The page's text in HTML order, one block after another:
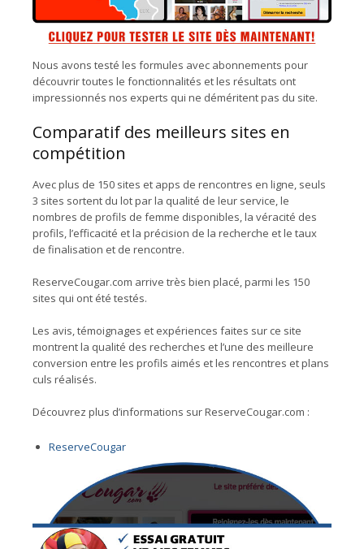
Nous avons testé les formules avec abonnements pour
découvrir toutes le fonctionnalités et les résultats ont
impressionnés nos experts qui ne déméritent pas du site.
Comparatif des meilleurs sites en
compétition
Avec plus de 150 sites et apps de rencontres en ligne, seuls
3 sites sortent du lot par la qualité de leur service, le
nombres de profils de femme disponibles, la véracité des
profils, l’efficacité et la précision de la recherche et le taux
de finalisation et de rencontre.
ReserveCougar.com arrive très bien placé, parmi les 150
sites qui ont été testés.
Les avis, témoignages et expériences faites sur ce site
montrent la qualité des recherches et l’une des meilleure
conversion entre les profils aimés et les rencontres et plans
culs réalisés.
Découvrez plus d’informations sur ReserveCougar.com :
ReserveCougar